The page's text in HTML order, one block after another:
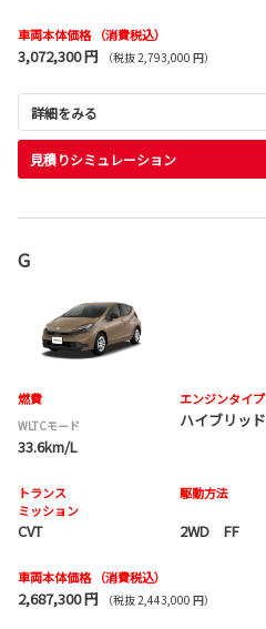
車両本体価格 （消費税込）
3,072,300 円 （税抜 2,793,000 円）
詳細をみる
見積りシミュレーション
G
燃費
WLTCモード
33.6km/L
エンジンタイプ
ハイブリッド
トランス
ミッション
CVT
駆動方法
2WD FF
車両本体価格 （消費税込）
2,687,300 円 （税抜 2,443,000 円）